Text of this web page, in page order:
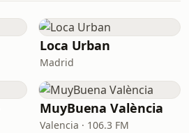
Loca Urban
Madrid
MuyBuena València
Valencia · 106.3 FM